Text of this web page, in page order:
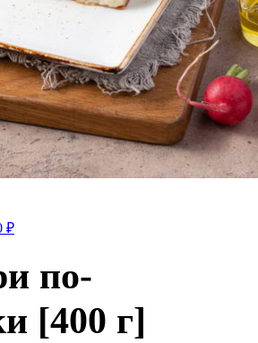
₽
по-
[400 г]